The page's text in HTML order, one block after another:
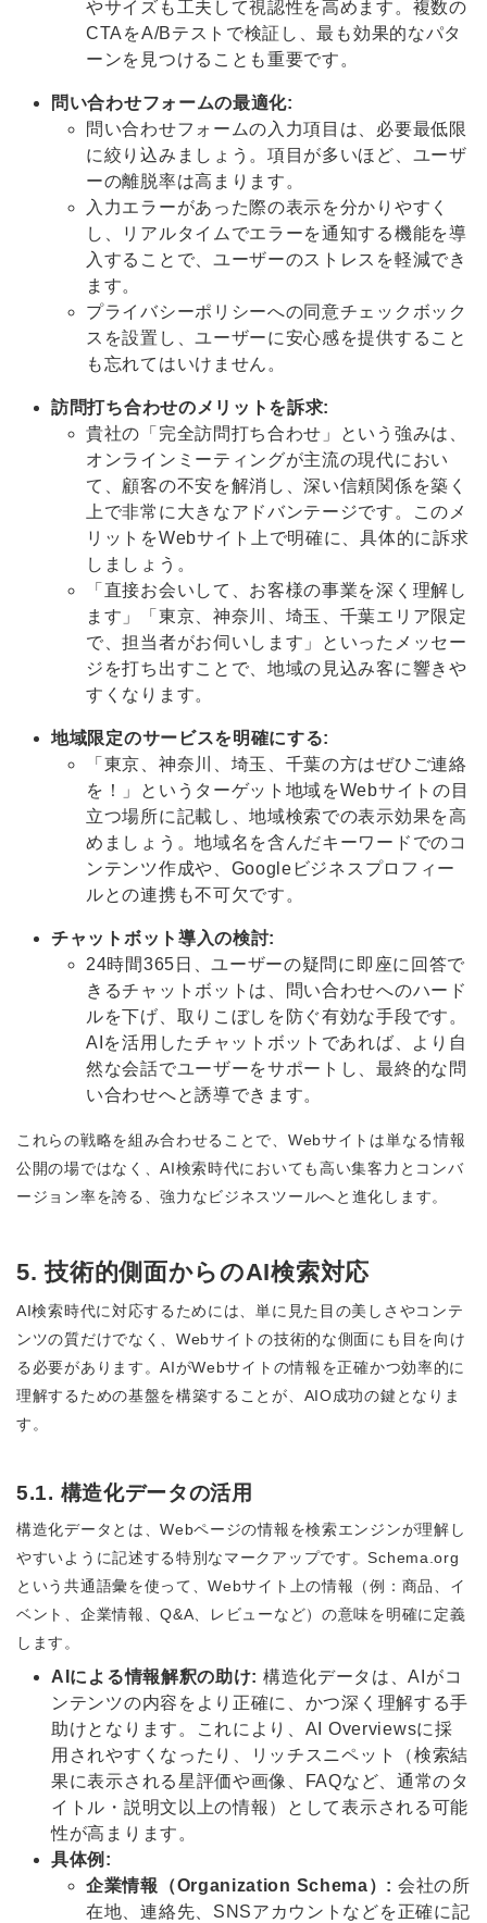
やサイズも工夫して視認性を高めます。複数の
CTAをA/Bテストで検証し、最も効果的なパタ
ーンを見つけることも重要です。
問い合わせフォームの最適化:
問い合わせフォームの入力項目は、必要最低限
に絞り込みましょう。項目が多いほど、ユーザ
ーの離脱率は高まります。
入力エラーがあった際の表示を分かりやすく
し、リアルタイムでエラーを通知する機能を導
入することで、ユーザーのストレスを軽減でき
ます。
プライバシーポリシーへの同意チェックボック
スを設置し、ユーザーに安心感を提供すること
も忘れてはいけません。
訪問打ち合わせのメリットを訴求:
貴社の「完全訪問打ち合わせ」という強みは、
オンラインミーティングが主流の現代におい
て、顧客の不安を解消し、深い信頼関係を築く
上で非常に大きなアドバンテージです。このメ
リットをWebサイト上で明確に、具体的に訴求
しましょう。
「直接お会いして、お客様の事業を深く理解し
ます」「東京、神奈川、埼玉、千葉エリア限定
で、担当者がお伺いします」といったメッセー
ジを打ち出すことで、地域の見込み客に響きや
すくなります。
地域限定のサービスを明確にする:
「東京、神奈川、埼玉、千葉の方はぜひご連絡
を！」というターゲット地域をWebサイトの目
立つ場所に記載し、地域検索での表示効果を高
めましょう。地域名を含んだキーワードでのコ
ンテンツ作成や、Googleビジネスプロフィー
ルとの連携も不可欠です。
チャットボット導入の検討:
24時間365日、ユーザーの疑問に即座に回答で
きるチャットボットは、問い合わせへのハード
ルを下げ、取りこぼしを防ぐ有効な手段です。
AIを活用したチャットボットであれば、より自
然な会話でユーザーをサポートし、最終的な問
い合わせへと誘導できます。
これらの戦略を組み合わせることで、Webサイトは単なる情報
公開の場ではなく、AI検索時代においても高い集客力とコンバ
ージョン率を誇る、強力なビジネスツールへと進化します。
5. 技術的側面からのAI検索対応
AI検索時代に対応するためには、単に見た目の美しさやコンテ
ンツの質だけでなく、Webサイトの技術的な側面にも目を向け
る必要があります。AIがWebサイトの情報を正確かつ効率的に
理解するための基盤を構築することが、AIO成功の鍵となりま
す。
5.1. 構造化データの活用
構造化データとは、Webページの情報を検索エンジンが理解し
やすいように記述する特別なマークアップです。Schema.org
という共通語彙を使って、Webサイト上の情報（例：商品、イ
ベント、企業情報、Q&A、レビューなど）の意味を明確に定義
します。
AIによる情報解釈の助け: 構造化データは、AIがコ
ンテンツの内容をより正確に、かつ深く理解する手
助けとなります。これにより、AI Overviewsに採
用されやすくなったり、リッチスニペット（検索結
果に表示される星評価や画像、FAQなど、通常のタ
イトル・説明文以上の情報）として表示される可能
性が高まります。
具体例:
企業情報（Organization Schema）: 会社の所
在地、連絡先、SNSアカウントなどを正確に記